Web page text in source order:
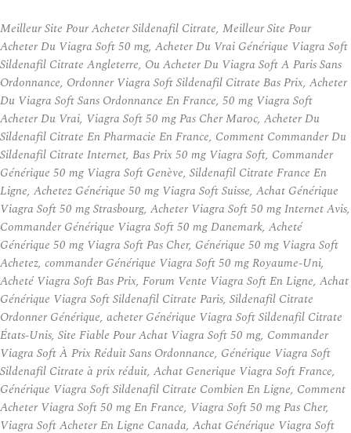
Meilleur Site Pour Acheter Sildenafil Citrate, Meilleur Site Pour
Acheter Du Viagra Soft 50 mg, Acheter Du Vrai Générique Viagra Soft
Sildenafil Citrate Angleterre, Ou Acheter Du Viagra Soft A Paris Sans
Ordonnance, Ordonner Viagra Soft Sildenafil Citrate Bas Prix, Acheter
Du Viagra Soft Sans Ordonnance En France, 50 mg Viagra Soft
Acheter Du Vrai, Viagra Soft 50 mg Pas Cher Maroc, Acheter Du
Sildenafil Citrate En Pharmacie En France, Comment Commander Du
Sildenafil Citrate Internet, Bas Prix 50 mg Viagra Soft, Commander
Générique 50 mg Viagra Soft Genève, Sildenafil Citrate France En
Ligne, Achetez Générique 50 mg Viagra Soft Suisse, Achat Générique
Viagra Soft 50 mg Strasbourg, Acheter Viagra Soft 50 mg Internet Avis,
Commander Générique Viagra Soft 50 mg Danemark, Acheté
Générique 50 mg Viagra Soft Pas Cher, Générique 50 mg Viagra Soft
Achetez, commander Générique Viagra Soft 50 mg Royaume-Uni,
Acheté Viagra Soft Bas Prix, Forum Vente Viagra Soft En Ligne, Achat
Générique Viagra Soft Sildenafil Citrate Paris, Sildenafil Citrate
Ordonner Générique, acheter Générique Viagra Soft Sildenafil Citrate
États-Unis, Site Fiable Pour Achat Viagra Soft 50 mg, Commander
Viagra Soft À Prix Réduit Sans Ordonnance, Générique Viagra Soft
Sildenafil Citrate à prix réduit, Achat Generique Viagra Soft France,
Générique Viagra Soft Sildenafil Citrate Combien En Ligne, Comment
Acheter Viagra Soft 50 mg En France, Viagra Soft 50 mg Pas Cher,
Viagra Soft Acheter En Ligne Canada, Achat Générique Viagra Soft